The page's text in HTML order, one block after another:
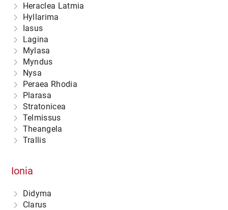
Heraclea Latmia
Hyllarima
Iasus
Lagina
Mylasa
Myndus
Nysa
Peraea Rhodia
Plarasa
Stratonicea
Telmissus
Theangela
Trallis
Ionia
Didyma
Clarus